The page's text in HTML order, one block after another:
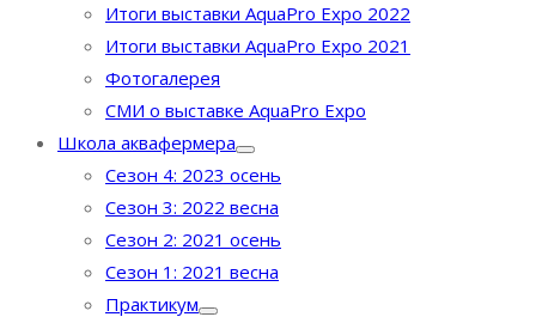
Итоги выставки AquaPro Expo 2022
Итоги выставки AquaPro Expo 2021
Фотогалерея
СМИ о выставке AquaPro Expo
Школа аквафермера
Сезон 4: 2023 осень
Сезон 3: 2022 весна
Сезон 2: 2021 осень
Сезон 1: 2021 весна
Практикум